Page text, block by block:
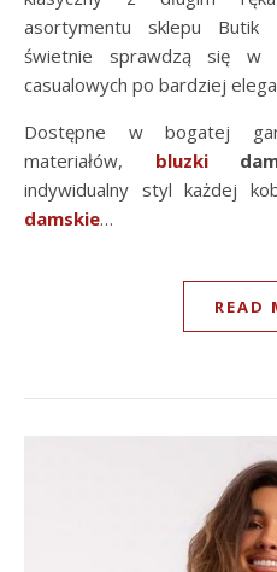
asortymentu sklepu Butik
świetnie sprawdzą się w
casualowych po bardziej
Dostępne w bogatej
materiałów, bluzki
indywidualny styl każdej
damskie…
READ